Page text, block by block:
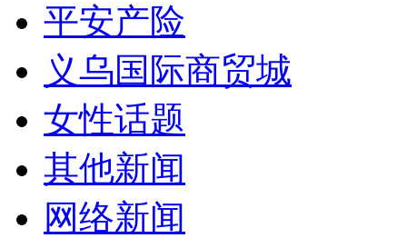
平安产险
义乌国际商贸城
女性话题
其他新闻
网络新闻